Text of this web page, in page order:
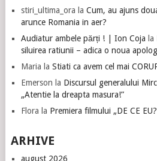
stiri_ultima_ora la Cum, au ajuns
arunce Romania in aer?
Audiatur ambele părți ! | Ion Coja la
siluirea ratiunii – adica o noua
Maria la Stiati ca avem cel mai
Emerson la Discursul generalului
„Atentie la dreapta masura!”
Flora la Premiera filmului „DE CE
ARHIVE
august 2026